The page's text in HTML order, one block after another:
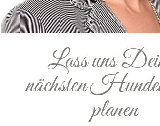
Lass uns
nächsten
planen